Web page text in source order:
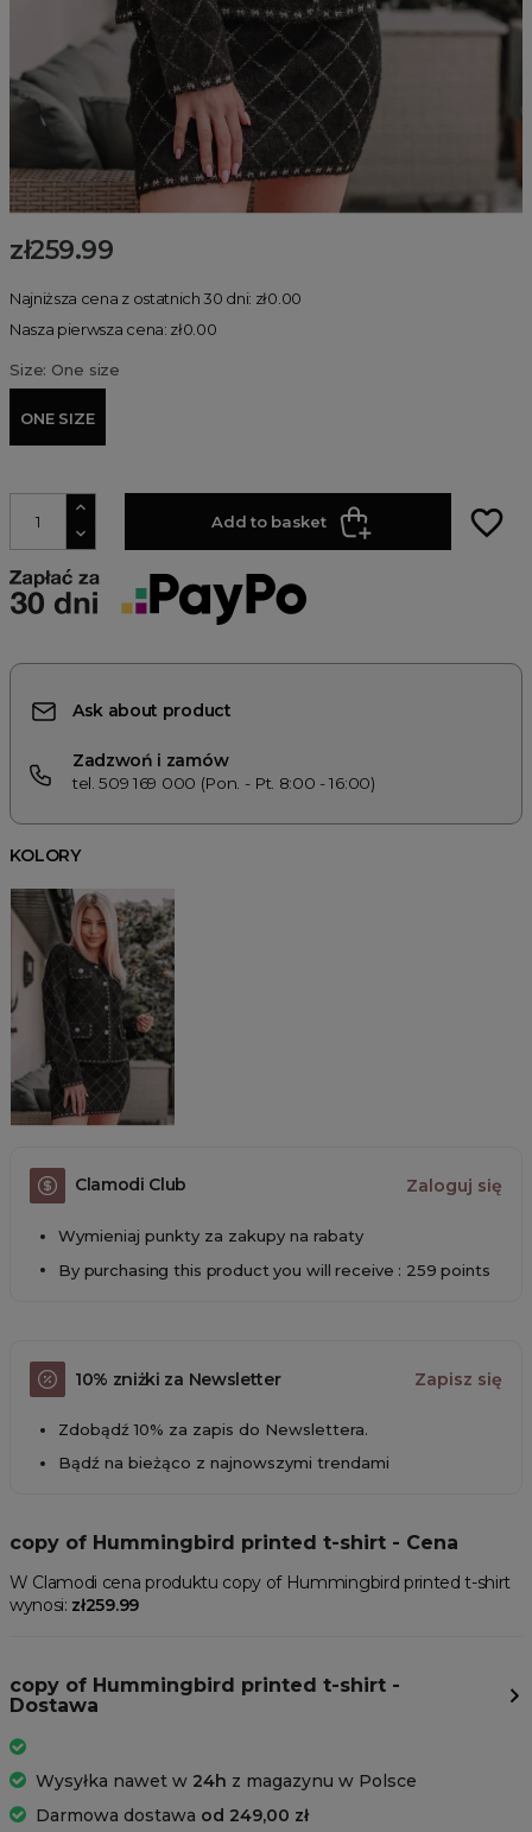
zł259.99
Najniższa cena z ostatnich 30 dni: zł0.00
Nasza pierwsza cena: zł0.00
Size: One size
ONE SIZE
Add to basket favorite_border
Ask about product
Zadzwoń i zamów
tel. 509 169 000 (Pon. - Pt. 8:00 - 16:00)
KOLORY
Clamodi Club Zaloguj się
Wymieniaj punkty za zakupy na rabaty
By purchasing this product you will receive : 259 points
10% zniżki za Newsletter Zapisz się
Zdobądź 10% za zapis do Newslettera.
Bądź na bieżąco z najnowszymi trendami
copy of Hummingbird printed t-shirt - Cena
W Clamodi cena produktu copy of Hummingbird printed t-shirt
wynosi: zł259.99
copy of Hummingbird printed t-shirt -
Dostawa
Wysyłka nawet w 24h z magazynu w Polsce
Darmowa dostawa od 249,00 zł